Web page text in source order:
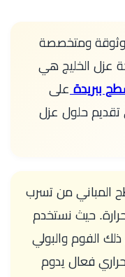
ومتخصصة
عزل الخليج هي
ببريدة على
تقديم حلول عزل
المباني من تسرب
حيث نستخدم
الفوم والبولي
فعال يدوم